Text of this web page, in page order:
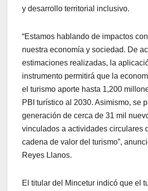
y desarrollo territorial inclusivo.
“Estamos hablando de impactos
nuestra economía y sociedad. De
estimaciones realizadas, la
instrumento permitirá que la
el turismo aporte hasta 1,200
PBI turístico al 2030. Asimismo, se
generación de cerca de 31 mil
vinculados a actividades circulares
cadena de valor del turismo”,
Reyes Llanos.
El titular del Mincetur indicó que el